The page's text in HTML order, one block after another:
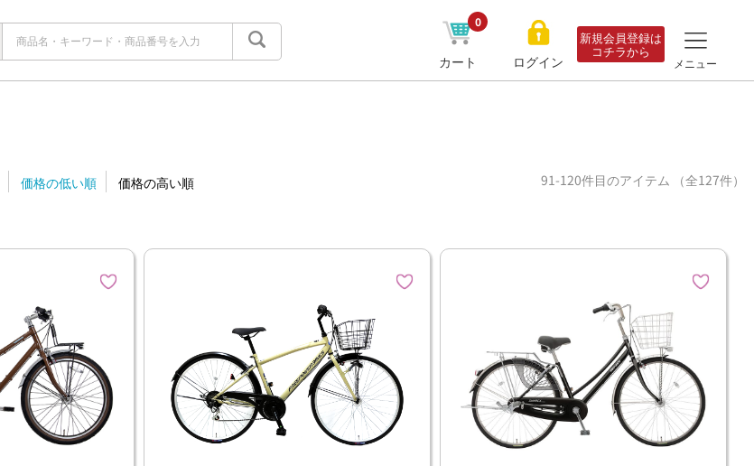
カート
0
ログイン
新規会員登録は
コチラから
メニュー
価格の低い順 価格の高い順 91-120件目のアイテム （全127件）